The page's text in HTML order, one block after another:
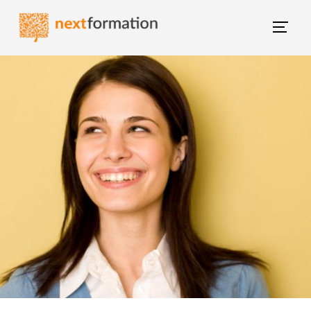
Blog NextFormation
Tous les articles(current)
Former mes salariés
M'épanouir
Booster ma carrière
Changer de métier
Nextgroup